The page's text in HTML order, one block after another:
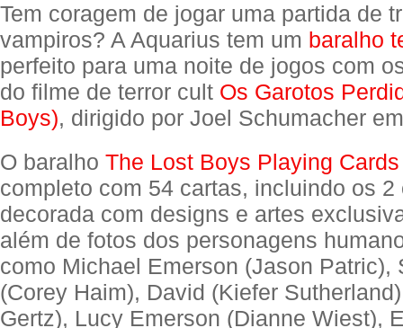
Tem coragem de jogar uma partida de
vampiros? A Aquarius tem um baralho
perfeito para uma noite de jogos com
do filme de terror cult Os Garotos
Boys), dirigido por Joel Schumacher
O baralho The Lost Boys Playing Cards
completo com 54 cartas, incluindo os 2
decorada com designs e artes
além de fotos dos personagens
como Michael Emerson (Jason Patric),
(Corey Haim), David (Kiefer
Gertz), Lucy Emerson (Dianne Wiest),